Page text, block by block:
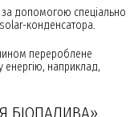
за допомогою спеціально
конденсатора.
перероблене
енергію, наприклад,